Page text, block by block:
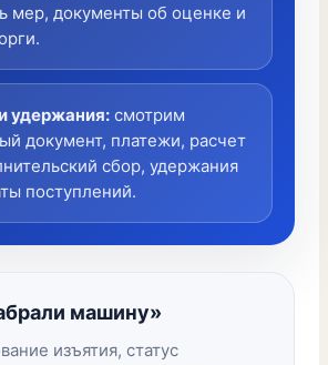
мер, документы об оценке и
удержания: смотрим
документ, платежи, расчет
сбор, удержания
поступлений.
машину»
изъятия, статус